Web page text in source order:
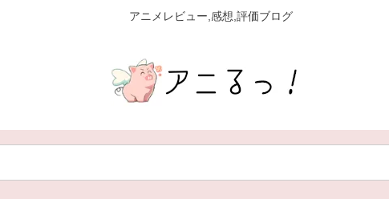
アニメレビュー,感想,評価ブログ